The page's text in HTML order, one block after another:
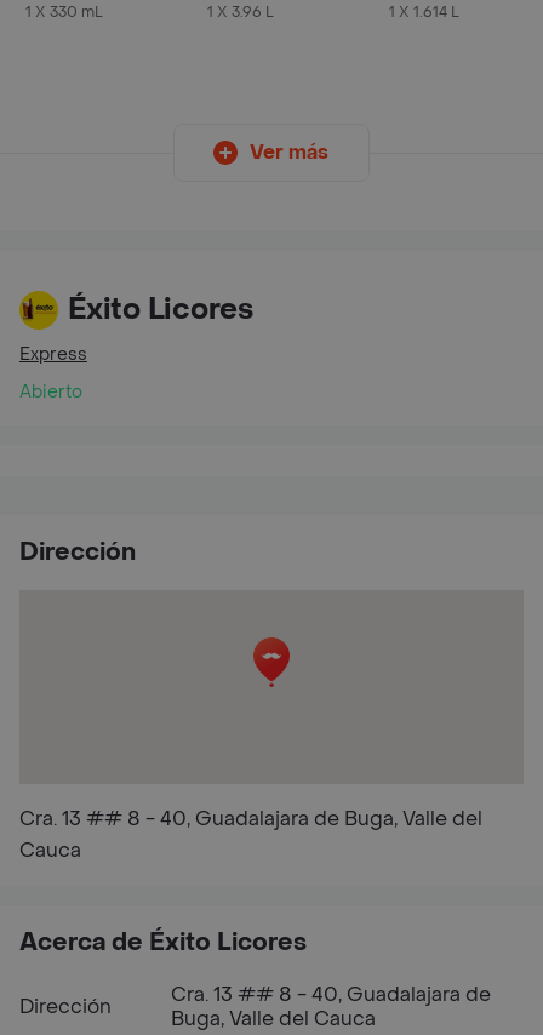
Lata 330 ML X6 Unds
1 X 330 mL 12
1 X 3.96 L 1 X 1.614 L
Ver más
Éxito Licores
Express
Abierto
Dirección
Cra. 13 ## 8 - 40, Guadalajara de Buga, Valle del
Cauca
Acerca de Éxito Licores
Dirección
Cra. 13 ## 8 - 40, Guadalajara de
Buga, Valle del Cauca